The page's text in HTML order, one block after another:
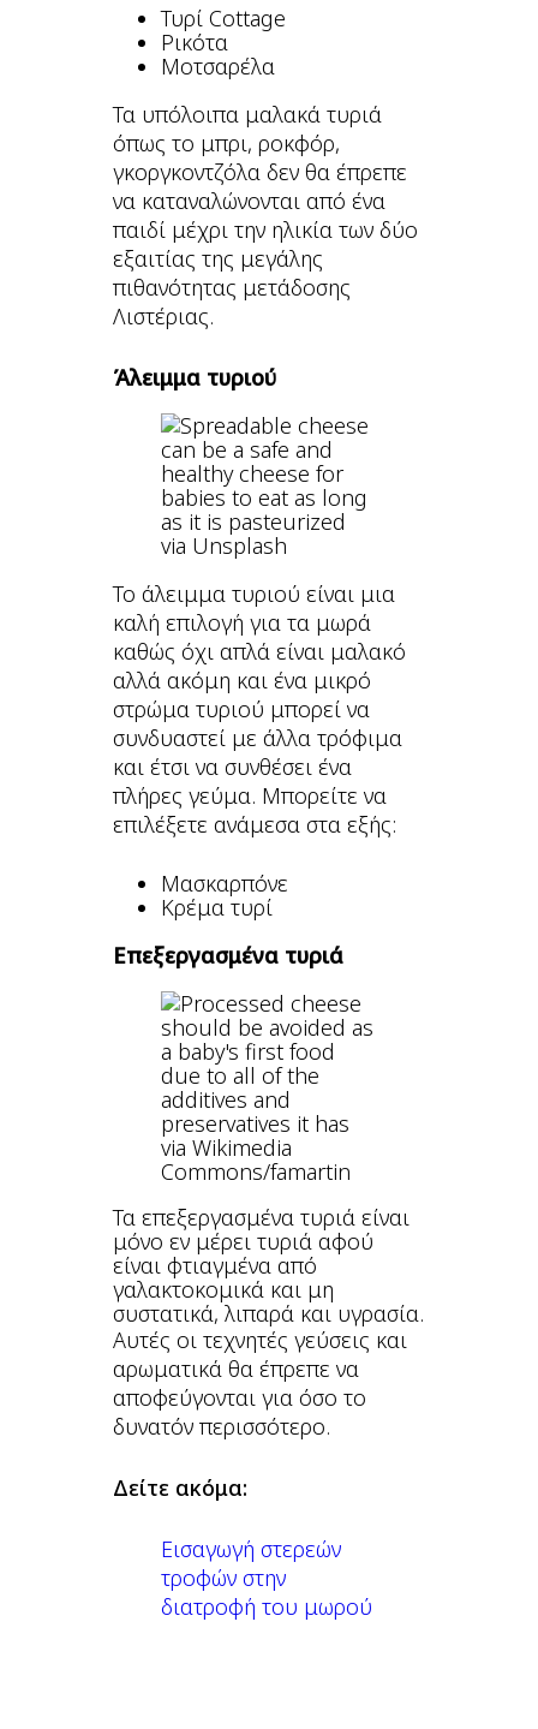
Τυρί Cottage
Ρικότα
Μοτσαρέλα
Τα υπόλοιπα μαλακά τυριά
όπως το μπρι, ροκφόρ,
γκοργκοντζόλα δεν θα έπρεπε
να καταναλώνονται από ένα
παιδί μέχρι την ηλικία των δύο
εξαιτίας της μεγάλης
πιθανότητας μετάδοσης
Λιστέριας.
Άλειμμα τυριού
via Unsplash
Το άλειμμα τυριού είναι μια
καλή επιλογή για τα μωρά
καθώς όχι απλά είναι μαλακό
αλλά ακόμη και ένα μικρό
στρώμα τυριού μπορεί να
συνδυαστεί με άλλα τρόφιμα
και έτσι να συνθέσει ένα
πλήρες γεύμα. Μπορείτε να
επιλέξετε ανάμεσα στα εξής:
Μασκαρπόνε
Κρέμα τυρί
Επεξεργασμένα τυριά
via Wikimedia
Commons/famartin
Τα επεξεργασμένα τυριά είναι
μόνο εν μέρει τυριά αφού
είναι φτιαγμένα από
γαλακτοκομικά και μη
συστατικά, λιπαρά και υγρασία.
Αυτές οι τεχνητές γεύσεις και
αρωματικά θα έπρεπε να
αποφεύγονται για όσο το
δυνατόν περισσότερο.
Δείτε ακόμα:
Εισαγωγή στερεών
τροφών στην
διατροφή του μωρού